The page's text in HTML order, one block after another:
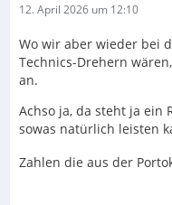
12. April 2026 um 12:10
Wo wir aber wieder bei
Technics-Drehern
an.
Achso ja, da steht ja ein
sowas natürlich leisten
Zahlen die aus der